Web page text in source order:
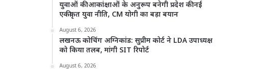
युवाओं की आकांक्षाओं के अनुरूप बनेगी प्रदेश की नई
एकीकृत युवा नीति, CM योगी का बड़ा बयान
August 6, 2026
लखनऊ कोचिंग अग्निकांड: सुप्रीम कोर्ट ने LDA उपाध्यक्ष
को किया तलब, मांगी SIT रिपोर्ट
August 6, 2026